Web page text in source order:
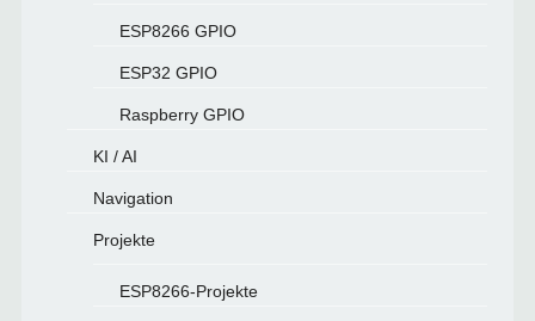
ESP8266 GPIO
ESP32 GPIO
Raspberry GPIO
KI / AI
Navigation
Projekte
ESP8266-Projekte